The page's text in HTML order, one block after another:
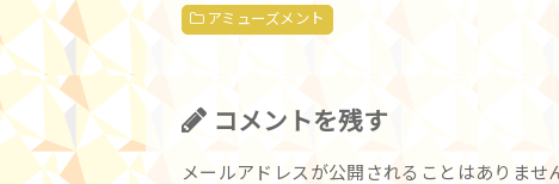
アミューズメント
コメントを残す
メールアドレスが公開されることはありませ